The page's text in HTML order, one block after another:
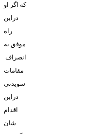
که اگر او
دراين
راه
موفق به
انصراف
مقامات
سويدني
دراين
اقدام
شان